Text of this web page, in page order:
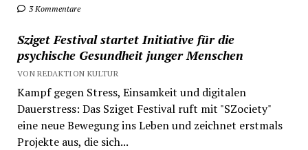
3 Kommentare
Sziget Festival startet Initiative für die
psychische Gesundheit junger Menschen
VON REDAKTION KULTUR
Kampf gegen Stress, Einsamkeit und digitalen
Dauerstress: Das Sziget Festival ruft mit "SZociety"
eine neue Bewegung ins Leben und zeichnet erstmals
Projekte aus, die sich...